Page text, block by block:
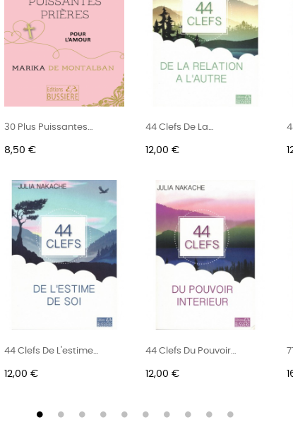
30 Plus Puissantes
Prix
8,50 €
44 Clefs De L'estime
Prix
12,00 €
44 Clefs De La
Prix
12,00 €
44 Clefs Du Pouvoir
Prix
12,00 €